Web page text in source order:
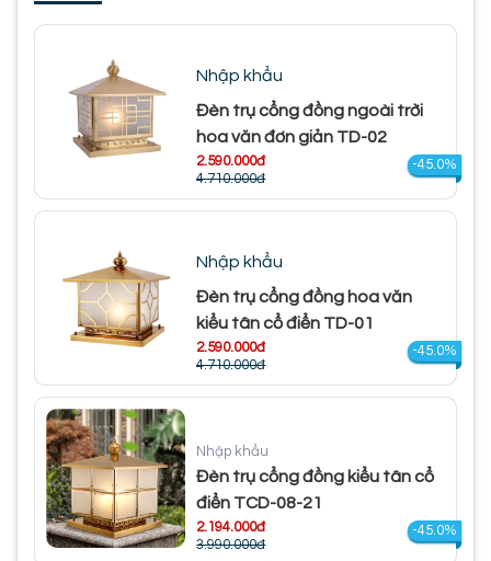
Nhập khẩu
Đèn trụ cổng đồng ngoài trời
hoa văn đơn giản TD-02
2.590.000đ
4.710.000đ
-45.0%
Nhập khẩu
Đèn trụ cổng đồng hoa văn
kiểu tân cổ điển TD-01
2.590.000đ
4.710.000đ
-45.0%
Nhập khẩu
Đèn trụ cổng đồng kiểu tân cổ
điển TCD-08-21
2.194.000đ
3.990.000đ
-45.0%